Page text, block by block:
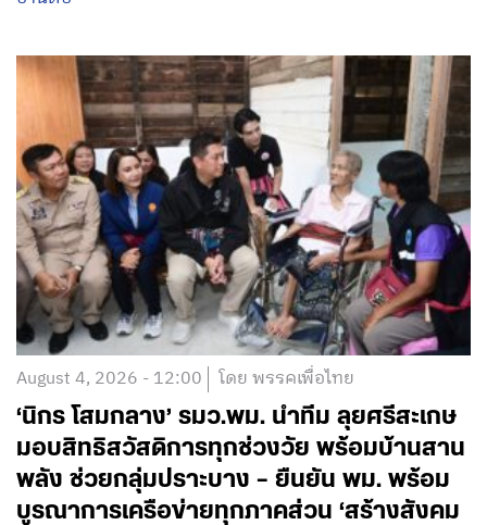
August 4, 2026 - 12:00 โดย พรรคเพื่อไทย
‘นิกร โสมกลาง’ รมว.พม. นำทีม ลุยศรีสะเกษ
มอบสิทธิสวัสดิการทุกช่วงวัย พร้อมบ้านสาน
พลัง ช่วยกลุ่มปราะบาง – ยืนยัน พม. พร้อม
บูรณาการเครือข่ายทุกภาคส่วน ‘สร้างสังคม